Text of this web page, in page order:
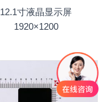
12.1寸液晶显示屏
1920×1200